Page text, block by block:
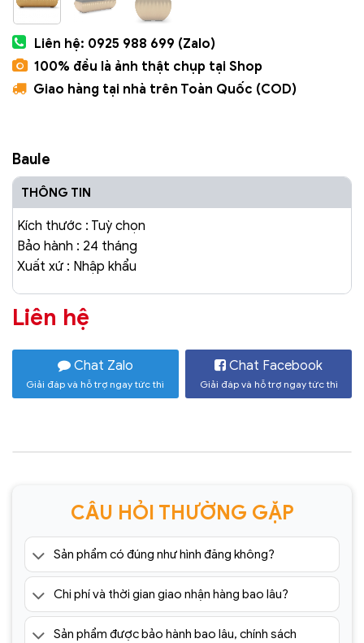
Liên hệ: 0925 988 699 (Zalo)
100% đều là ảnh thật chụp tại Shop
Giao hàng tại nhà trên Toàn Quốc (COD)
Baule
THÔNG TIN
Kích thước : Tuỳ chọn
Bảo hành : 24 tháng
Xuất xứ : Nhập khẩu
Liên hệ
Chat Zalo
Giải đáp và hỗ trợ ngay tức thì
Chat Facebook
Giải đáp và hỗ trợ ngay tức thì
CÂU HỎI THƯỜNG GẶP
Sản phẩm có đúng như hình đăng không?
Chi phí và thời gian giao nhận hàng bao lâu?
Sản phẩm được bảo hành bao lâu, chính sách